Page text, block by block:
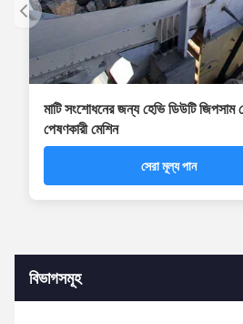
মাটি সংশোধনের জন্য হেভি ডিউটি ​​জিপসাম
পেষণকারী মেশিন
সেরা মূল্য পান
বিভাগসমূহ